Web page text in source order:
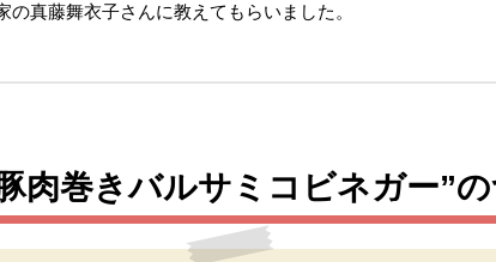
真藤舞衣子さんに教えてもらいました。
肉巻きバルサミコビネガー”